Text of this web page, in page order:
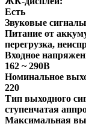
Есть
Звуковые
Питание от
перегрузка,
Входное
162 ~ 290В
Номинальное
220
Тип выходного
ступенчатая
Максимальная